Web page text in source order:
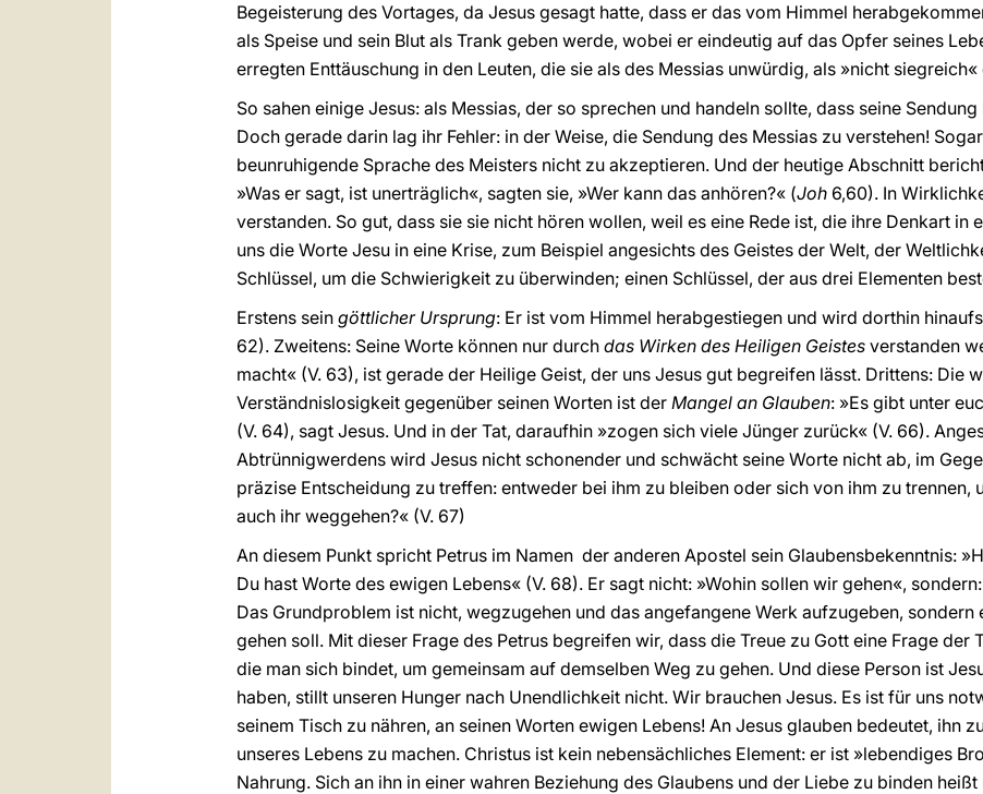
Begeisterung des Vortages, da Jesus gesagt hatte, dass er das vom Himmel
als Speise und sein Blut als Trank geben werde, wobei er eindeutig auf das Opfer seines
erregten Enttäuschung in den Leuten, die sie als des Messias unwürdig, als »nicht
So sahen einige Jesus: als Messias, der so sprechen und handeln sollte, dass seine
Doch gerade darin lag ihr Fehler: in der Weise, die Sendung des Messias zu verstehen!
beunruhigende Sprache des Meisters nicht zu akzeptieren. Und der heutige Abschnitt
»Was er sagt, ist unerträglich«, sagten sie, »Wer kann das anhören?« (Joh 6,60). In
verstanden. So gut, dass sie sie nicht hören wollen, weil es eine Rede ist, die ihre Denkart in
uns die Worte Jesu in eine Krise, zum Beispiel angesichts des Geistes der Welt, der
Schlüssel, um die Schwierigkeit zu überwinden; einen Schlüssel, der aus drei Elementen
Erstens sein göttlicher Ursprung: Er ist vom Himmel herabgestiegen und wird dorthin
62). Zweitens: Seine Worte können nur durch das Wirken des Heiligen Geistes verstanden
macht« (V. 63), ist gerade der Heilige Geist, der uns Jesus gut begreifen lässt. Drittens: Die
Verständnislosigkeit gegenüber seinen Worten ist der Mangel an Glauben: »Es gibt unter
(V. 64), sagt Jesus. Und in der Tat, daraufhin »zogen sich viele Jünger zurück« (V. 66).
Abtrünnigwerdens wird Jesus nicht schonender und schwächt seine Worte nicht ab, im
präzise Entscheidung zu treffen: entweder bei ihm zu bleiben oder sich von ihm zu trennen,
auch ihr weggehen?« (V. 67)
An diesem Punkt spricht Petrus im Namen der anderen Apostel sein Glaubensbekenntnis:
Du hast Worte des ewigen Lebens« (V. 68). Er sagt nicht: »Wohin sollen wir gehen«,
Das Grundproblem ist nicht, wegzugehen und das angefangene Werk aufzugeben, sondern
gehen soll. Mit dieser Frage des Petrus begreifen wir, dass die Treue zu Gott eine Frage der
die man sich bindet, um gemeinsam auf demselben Weg zu gehen. Und diese Person ist
haben, stillt unseren Hunger nach Unendlichkeit nicht. Wir brauchen Jesus. Es ist für uns
seinem Tisch zu nähren, an seinen Worten ewigen Lebens! An Jesus glauben bedeutet, ihn
unseres Lebens zu machen. Christus ist kein nebensächliches Element: er ist »lebendiges
Nahrung. Sich an ihn in einer wahren Beziehung des Glaubens und der Liebe zu binden